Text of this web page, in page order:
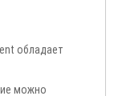
обладает
можно